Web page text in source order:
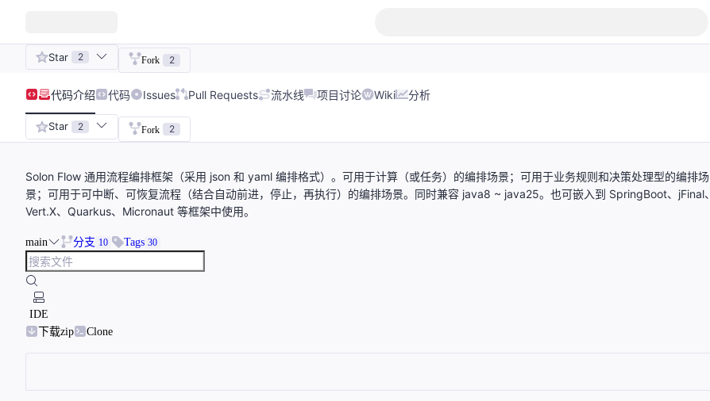
Star 2 Fork 2
代码介绍 代码 Issues Pull Requests 流水线 项目讨论 Wiki 分析
Star 2 Fork 2
Solon Flow 通用流程编排框架（采用 json 和 yaml 编排格式）。可用于计算（或任务）的编排场景；可用于业务规则和决策处理型的编排场
景；可用于可中断、可恢复流程（结合自动前进，停止，再执行）的编排场景。同时兼容 java8 ~ java25。也可嵌入到 SpringBoot、jFinal、
Vert.X、Quarkus、Micronaut 等框架中使用。
main 分支 10 Tags 30
IDE
下载zip
Clone